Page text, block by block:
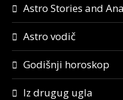
Astro Stories and
Astro vodič
Godišnji horoskop
Iz drugug ugla